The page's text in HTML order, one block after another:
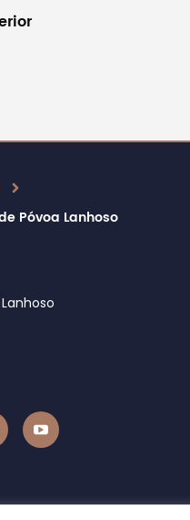
2026
Póvoa Lanhoso